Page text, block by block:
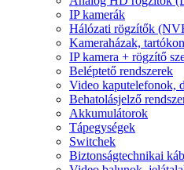
IP kamerák
Hálózati rögzítők
Kameraházak,
IP kamera + rögzítő
Beléptető rendszerek
Video kaputelefonok,
Behatolásjelző
Akkumulátorok
Tápegységek
Switchek
Biztonságtechnikai